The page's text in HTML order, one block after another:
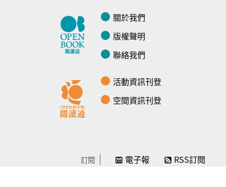
關於我們
版權聲明
聯絡我們
活動資訊刊登
空間資訊刊登
訂閱 電子報 RSS訂閱